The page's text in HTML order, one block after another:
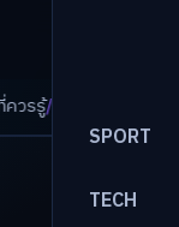
SPORT
TECH
กเบี้ยขาขึ้นรอบใหม่! จั